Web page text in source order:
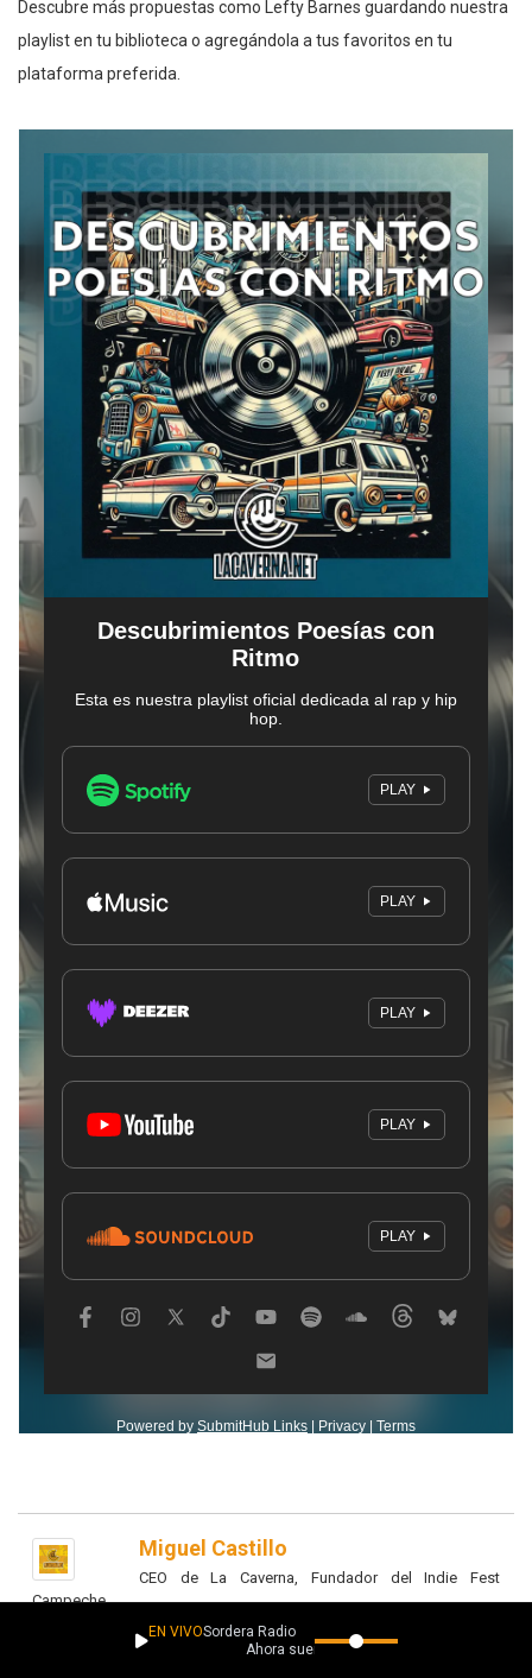
Descubre más propuestas como Lefty Barnes guardando nuestra
playlist en tu biblioteca o agregándola a tus favoritos en tu
plataforma preferida.
Miguel Castillo
CEO de La Caverna, Fundador del Indie Fest
Campeche
EN VIVOSordera Radio
Ahora suena